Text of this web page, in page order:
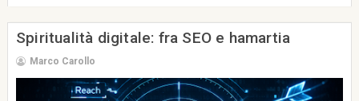
Spiritualità digitale: fra SEO e hamartia
Marco Carollo